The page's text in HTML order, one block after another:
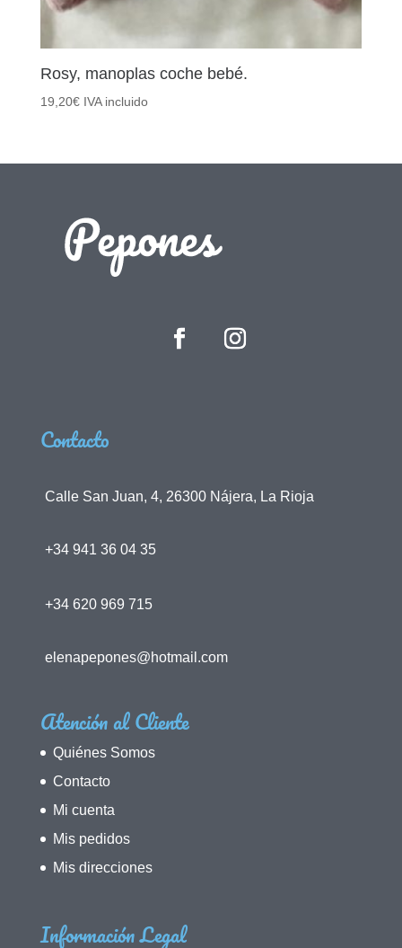
Rosy, manoplas coche bebé.
19,20€ IVA incluido
Contacto
Calle San Juan, 4, 26300 Nájera, La Rioja
+34 941 36 04 35
+34 620 969 715
elenapepones@hotmail.com
Atención al Cliente
Quiénes Somos
Contacto
Mi cuenta
Mis pedidos
Mis direcciones
Información Legal